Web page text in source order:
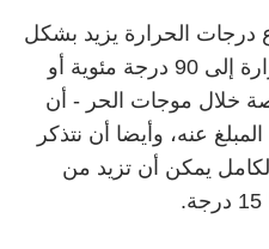
درجات الحرارة يزيد بشكل
كبير عندما يصعد مؤشر الحرارة إلى 90 درجة مئوية أو
خلال موجات الحر - أن
عنه، وأيضا أن نتذكر
يمكن أن تزيد من